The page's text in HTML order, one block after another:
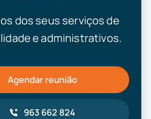
dos seus serviços de
e administrativos.
Agendar reunião
963 662 824